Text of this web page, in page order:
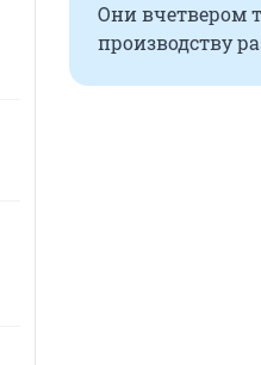
Они вчетвером
производству